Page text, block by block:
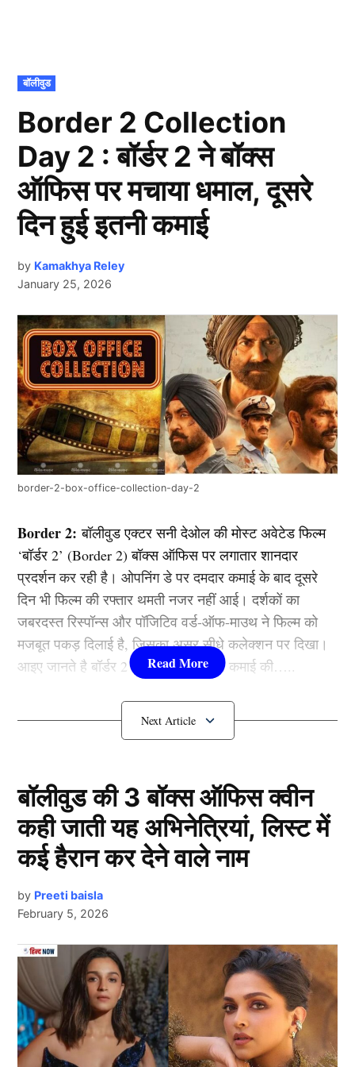
POSTED
IN
बॉलीवुड
Border 2 Collection
Day 2 : बॉर्डर 2 ने बॉक्स
ऑफिस पर मचाया धमाल, दूसरे
दिन हुई इतनी कमाई
by Kamakhya Reley
January 25, 2026
border-2-box-office-collection-day-2
Border 2:बॉलीवुड एक्टर सनी देओल की मोस्ट अवेटेड फिल्म
‘बॉर्डर 2’ (Border 2) बॉक्स ऑफिस पर लगातार शानदार
प्रदर्शन कर रही है। ओपनिंग डे पर दमदार कमाई के बाद दूसरे
दिन भी फिल्म की रफ्तार थमती नजर नहीं आई। दर्शकों का
जबरदस्त रिस्पॉन्स और पॉजिटिव वर्ड-ऑफ-माउथ ने फिल्म को
मजबूत पकड़ दिलाई है, जिसका असर सीधे कलेक्शन पर दिखा।
आइए जानते है बॉर्डर 2 ने दूसरे दिन कितनी कमाई की…..
Border 2 डे 2 कलेक्शन
Border 2
सामने आ रही मीडिया रिपोर्ट के मुताबिक, पहले दिन 30 करोड़
रुपये की शानदार ओपनिंग करने वाली फिल्म ‘बॉर्डर 2’ (Border
2) की कमाई में दूसरे दिन जबरदस्त उछाल देखने को मिला। फिल्म
ने डे 2 पर बॉक्स ऑफिस पर 35 करोड़ रुपये का धमाकेदार
कलेक्शन किया। इसके साथ ही भारत में फिल्म का कुल कलेक्शन
Next Article
बॉलीवुड की 3 बॉक्स ऑफिस क्वीन
कही जाती यह अभिनेत्रियां, लिस्ट में
कई हैरान कर देने वाले नाम
by Preeti baisla
February 5, 2026